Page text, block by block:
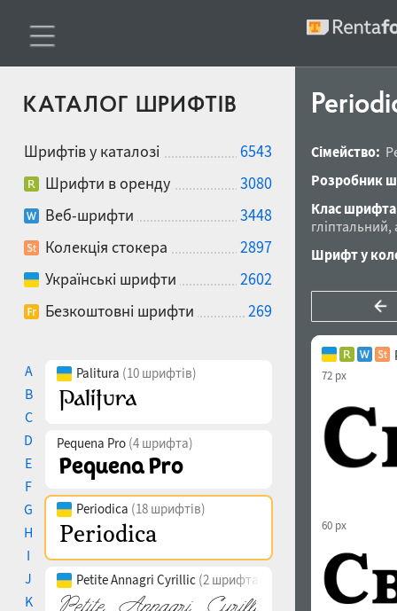
КАТАЛОГ ШРИФТІВ
Шрифтів у каталозі
6543
Шрифти в оренду
3080
Веб-шрифти
3448
Колекція стокера
2897
Українські шрифти
2602
Безкоштовні шрифти
269
A
B
C
D
E
F
G
H
I
J
K
Palitura (10 шрифтів)
Pequena Pro (4 шрифта)
Periodica (18 шрифтів)
Petite Annagri Cyrillic (2 шрифта)
Сімейство:
Розробник
Клас
гліптальний,
Шрифт у
72 px
60 px